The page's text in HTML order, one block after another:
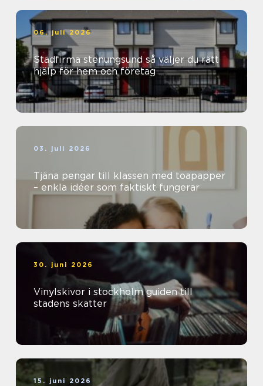
06. juli 2026
Städfirma stenungsund så väljer du rätt
hjälp för hem och företag
03. juli 2026
Tjäna pengar till klassen med toapapper
– enkla idéer som faktiskt fungerar
30. juni 2026
Vinylskivor i stockholm guiden till
stadens skatter
15. juni 2026